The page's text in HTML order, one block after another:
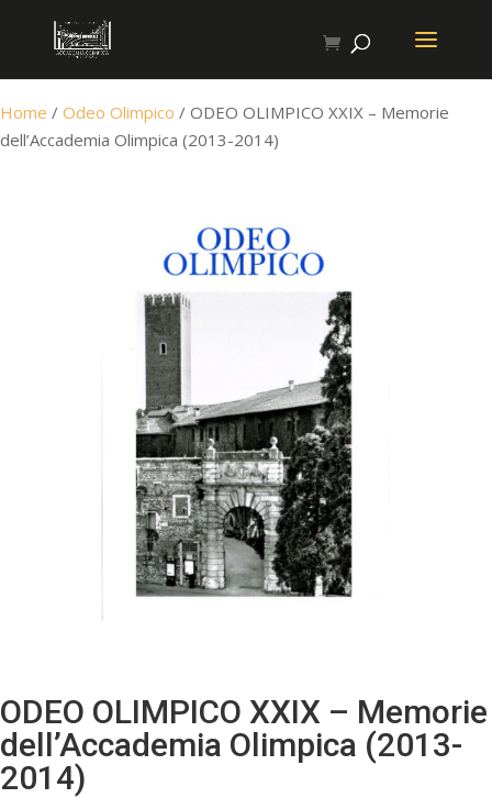
Home / Odeo Olimpico / ODEO OLIMPICO XXIX – Memorie
dell’Accademia Olimpica (2013-2014)
ODEO OLIMPICO XXIX – Memorie
dell’Accademia Olimpica (2013-
2014)